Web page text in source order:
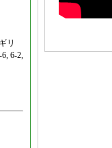
リ
6-2,